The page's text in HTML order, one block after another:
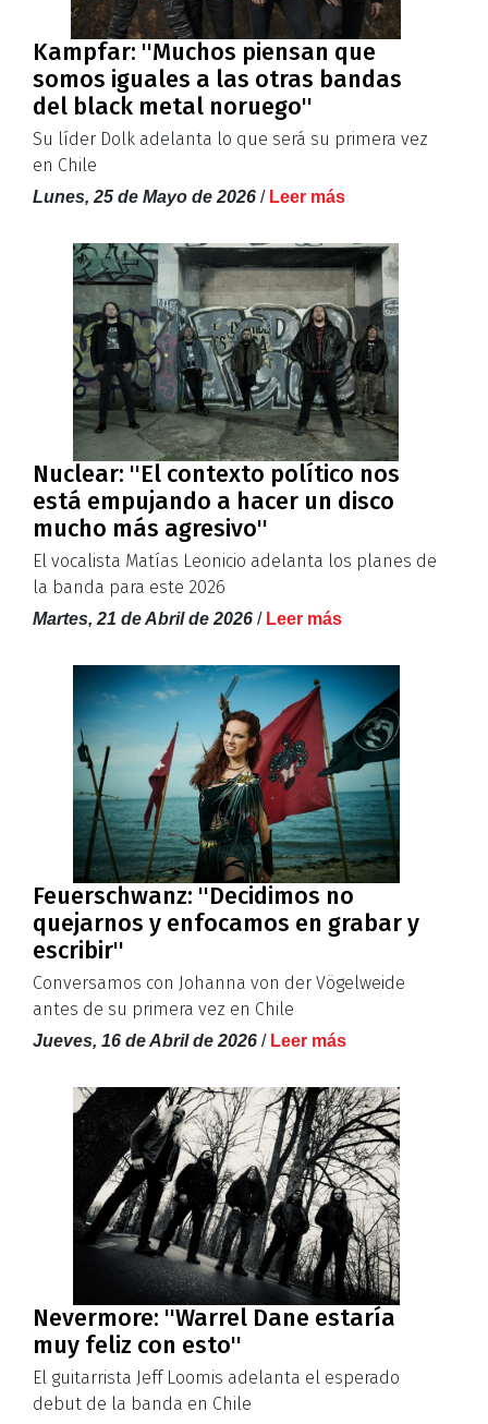
Kampfar: ''Muchos piensan que
somos iguales a las otras bandas
del black metal noruego''
Su líder Dolk adelanta lo que será su primera vez
en Chile
Lunes, 25 de Mayo de 2026 / Leer más
Nuclear: ''El contexto político nos
está empujando a hacer un disco
mucho más agresivo''
El vocalista Matías Leonicio adelanta los planes de
la banda para este 2026
Martes, 21 de Abril de 2026 / Leer más
Feuerschwanz: ''Decidimos no
quejarnos y enfocamos en grabar y
escribir''
Conversamos con Johanna von der Vögelweide
antes de su primera vez en Chile
Jueves, 16 de Abril de 2026 / Leer más
Nevermore: ''Warrel Dane estaría
muy feliz con esto''
El guitarrista Jeff Loomis adelanta el esperado
debut de la banda en Chile